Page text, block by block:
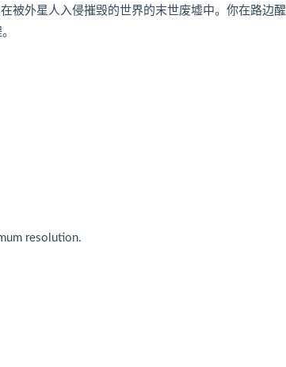
被外星人入侵摧毁的世界的末世废墟中。你在路边醒
resolution.